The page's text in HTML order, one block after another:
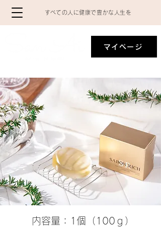
​すべての人に健康で豊かな人生を
マイページ
内容量：1個（100ｇ）​